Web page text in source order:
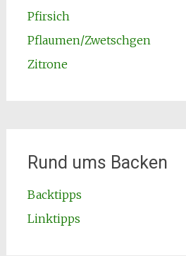
Pfirsich
Pflaumen/Zwetschgen
Zitrone
Rund ums Backen
Backtipps
Linktipps